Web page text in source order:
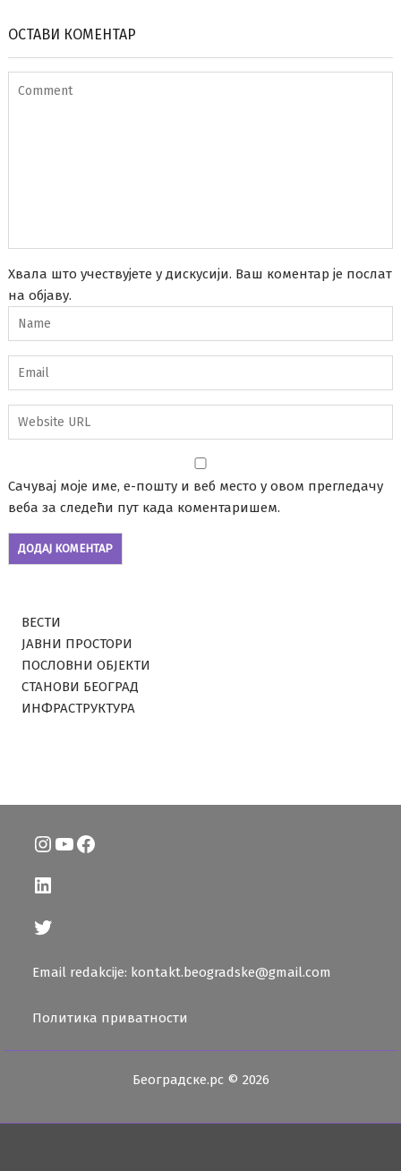
ОСТАВИ КОМЕНТАР
Хвала што учествујете у дискусији. Ваш коментар је послат
на објаву.
Сачувај моје име, е-пошту и веб место у овом прегледачу
веба за следећи пут када коментаришем.
ВЕСТИ
ЈАВНИ ПРОСТОРИ
ПОСЛОВНИ ОБЈЕКТИ
СТАНОВИ БЕОГРАД
ИНФРАСТРУКТУРА
Instagram
YouTube
Facebook
LinkedIn
Twitter
Email redakcije: kontakt.beogradske@gmail.com
Политика приватности
Београдске.рс © 2026